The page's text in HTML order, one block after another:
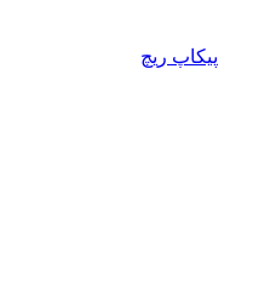
پیکاپ ریچ